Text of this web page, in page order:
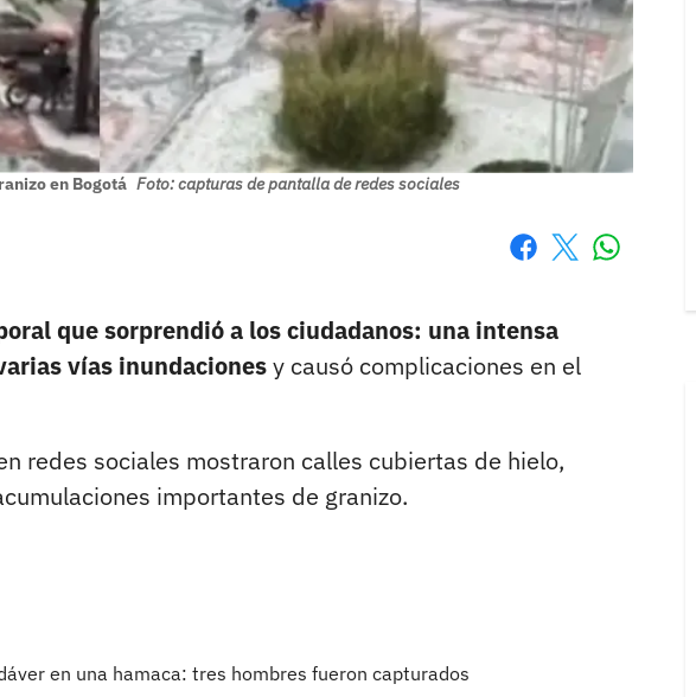
en Bogotá Foto: capturas de pantalla de redes sociales
que sorprendió a los ciudadanos: una intensa
vías inundacionesy causó complicaciones en el
redes sociales mostraron calles cubiertas de hielo,
importantes de granizo.
en una hamaca: tres hombres fueron capturados